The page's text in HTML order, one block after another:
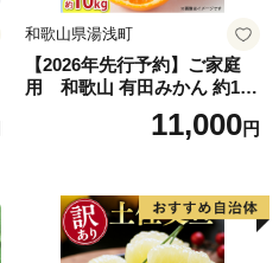
和歌山県湯浅町
【2026年先行予約】ご家庭
用 和歌山 有田みかん 約10k
g (2L、3Lサイズ)【湯浅町】
11,000円